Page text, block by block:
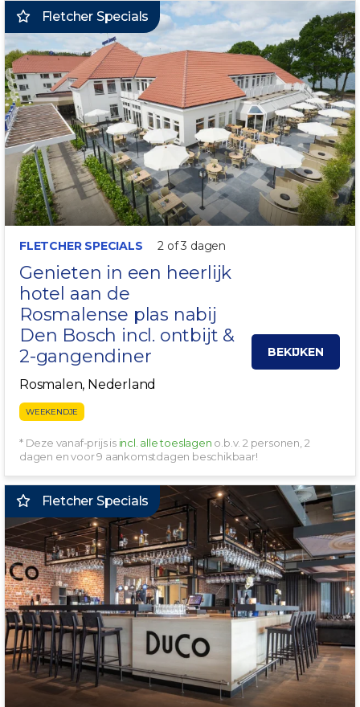
Fletcher Specials
10 MIN. VAN CENTRUM
FLETCHER SPECIALS 2 of 3 dagen
Genieten in een heerlijk
hotel aan de
Rosmalense plas nabij
Den Bosch incl. ontbijt &
2-gangendiner
Rosmalen, Nederland
WEEKENDJE
BEKIJKEN
* Deze vanaf-prijs is incl. alle toeslagen o.b.v. 2 personen, 2
dagen en voor 9 aankomstdagen beschikbaar!
Fletcher Specials
INCL. HOOFDGERECHT!